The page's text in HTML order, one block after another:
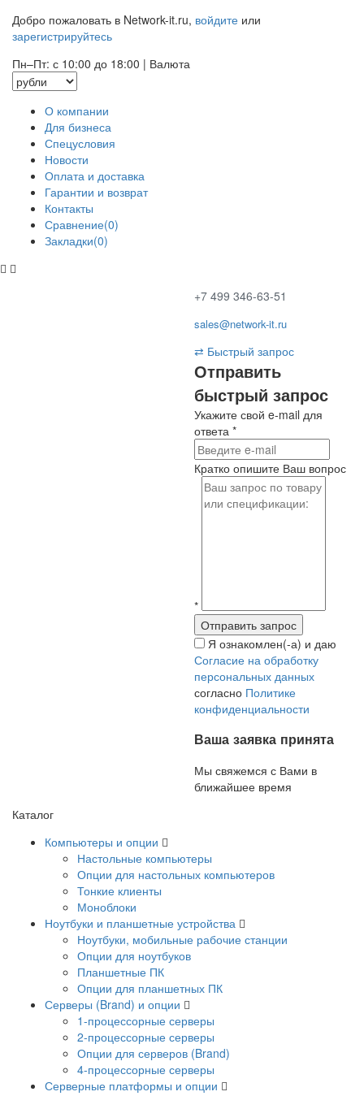
Добро пожаловать в Network-it.ru, войдите или
зарегистрируйтесь
Пн–Пт: с 10:00 до 18:00 | Валюта
О компании
Для бизнеса
Спецусловия
Новости
Оплата и доставка
Гарантии и возврат
Контакты
Сравнение(0)
Закладки(0)
+7 499 346-63-51
sales@network-it.ru
⇄ Быстрый запрос
Отправить
быстрый запрос
Укажите свой e-mail для
ответа *
Кратко опишите Ваш вопрос
*
Я ознакомлен(-а) и даю
Согласие на обработку
персональных данных
согласно Политике
конфиденциальности
Ваша заявка принята
Мы свяжемся с Вами в
ближайшее время
Каталог
Компьютеры и опции
Настольные компьютеры
Опции для настольных компьютеров
Тонкие клиенты
Моноблоки
Ноутбуки и планшетные устройства
Ноутбуки, мобильные рабочие станции
Опции для ноутбуков
Планшетные ПК
Опции для планшетных ПК
Серверы (Brand) и опции
1-процессорные серверы
2-процессорные серверы
Опции для серверов (Brand)
4-процессорные серверы
Серверные платформы и опции